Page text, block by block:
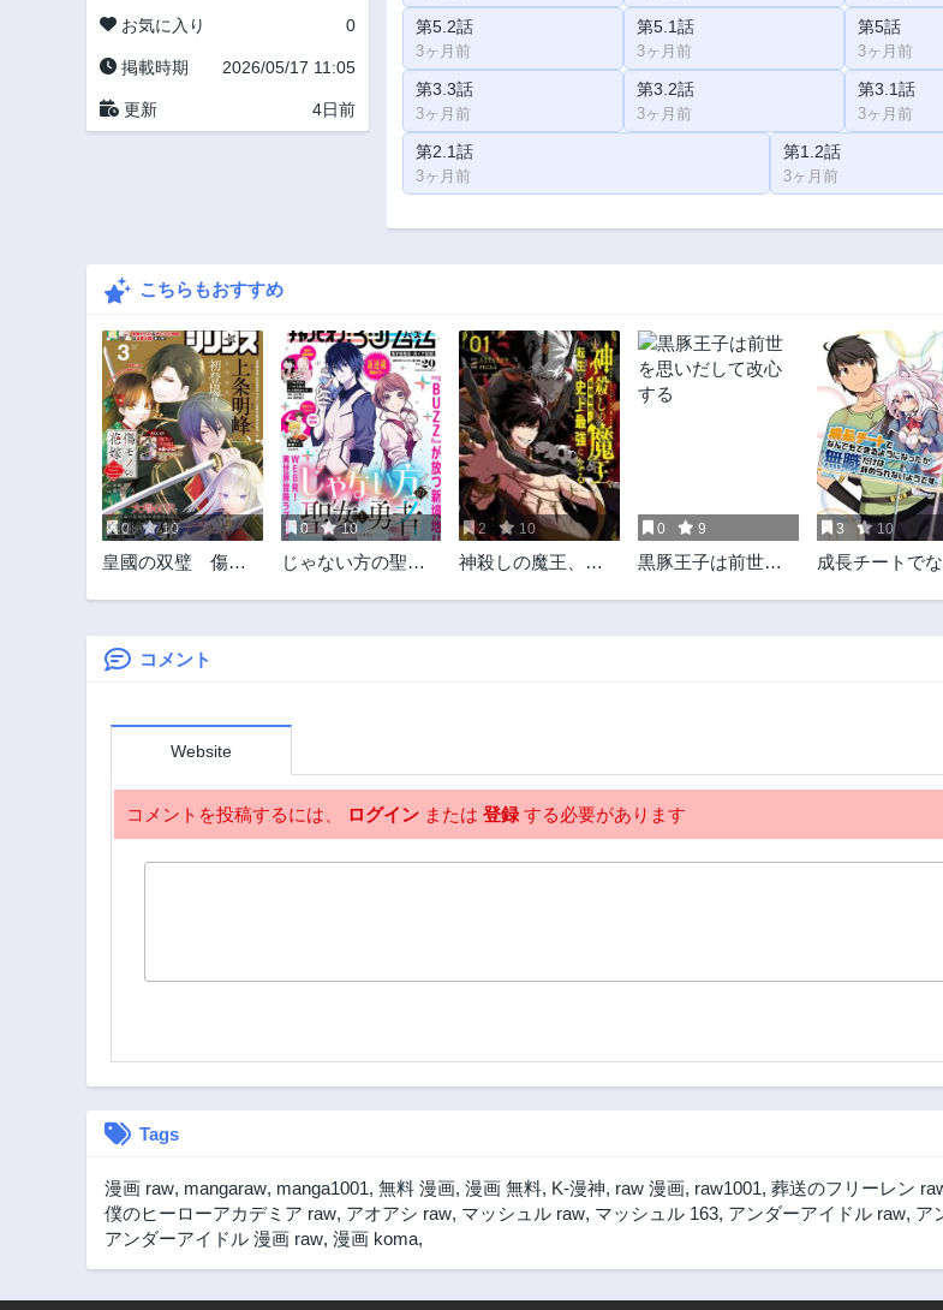
お気に入り 0
掲載時期 2026/05/17 11:05
更新 4日前
第5.2話
3ヶ月前
第5.1話
3ヶ月前
第5話
3ヶ月前
第3.3話
3ヶ月前
第3.2話
3ヶ月前
第3.1話
3ヶ月前
第2.1話
3ヶ月前
第1.2話
3ヶ月前
こちらもおすすめ
0 10
皇國の双璧 傷モ
0 10
じゃない方の聖女
『じゃない方』?～
2 10
神殺しの魔王、最
0 9
黒豚王子は前世を
3 10
成長チートで
けは辞められ
コメント
Website
コメントを投稿するには、 ログイン または 登録する必要があります
Tags
漫画 raw, mangaraw, manga1001, 無料 漫画, 漫画 無料, K-漫神, raw 漫画, raw1001, 葬送のフリーレン
僕のヒーローアカデミア raw, アオアシ raw, マッシュル raw, マッシュル 163, アンダーアイドル raw, ア
アンダーアイドル 漫画 raw, 漫画 koma,